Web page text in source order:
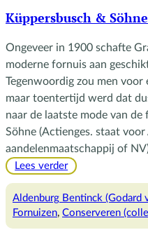
Küppersbusch & Söhne
Ongeveer in 1900 schafte
moderne fornuis aan
Tegenwoordig zou men
maar toentertijd werd dat
naar de laatste mode van
Söhne (Actienges. staat
aandelenmaatschappij of
Lees verder:
&
Söhne
Aldenburg Bentinck (Godard
Fornuizen, Conserveren